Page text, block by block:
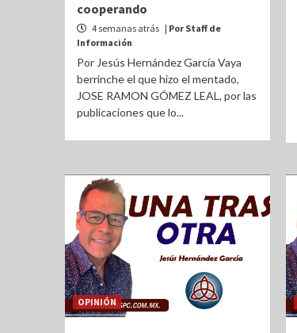
cooperando
4 semanas atrás | Por Staff de
Información
Por Jesús Hernández García Vaya
berrinche el que hizo el mentado,
JOSE RAMON GÓMEZ LEAL, por las
publicaciones que lo...
OPINIÓN